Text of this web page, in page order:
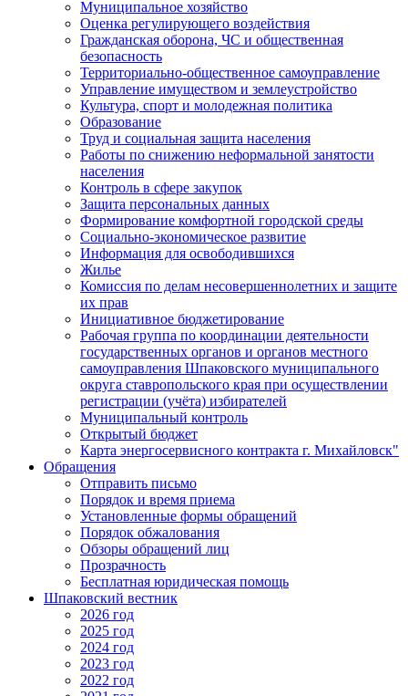
Муниципальное хозяйство
Оценка регулирующего воздействия
Гражданская оборона, ЧС и общественная
безопасность
Территориально-общественное самоуправление
Управление имуществом и землеустройство
Культура, спорт и молодежная политика
Образование
Труд и социальная защита населения
Работы по снижению неформальной занятости
населения
Контроль в сфере закупок
Защита персональных данных
Формирование комфортной городской среды
Социально-экономическое развитие
Информация для освободившихся
Жилье
Комиссия по делам несовершеннолетних и защите
их прав
Инициативное бюджетирование
Рабочая группа по координации деятельности
государственных органов и органов местного
самоуправления Шпаковского муниципального
округа ставропольского края при осуществлении
регистрации (учёта) избирателей
Муниципальный контроль
Открытый бюджет
Карта энергосервисного контракта г. Михайловск"
Обращения
Отправить письмо
Порядок и время приема
Установленные формы обращений
Порядок обжалования
Обзоры обращений лиц
Прозрачность
Бесплатная юридическая помощь
Шпаковский вестник
2026 год
2025 год
2024 год
2023 год
2022 год